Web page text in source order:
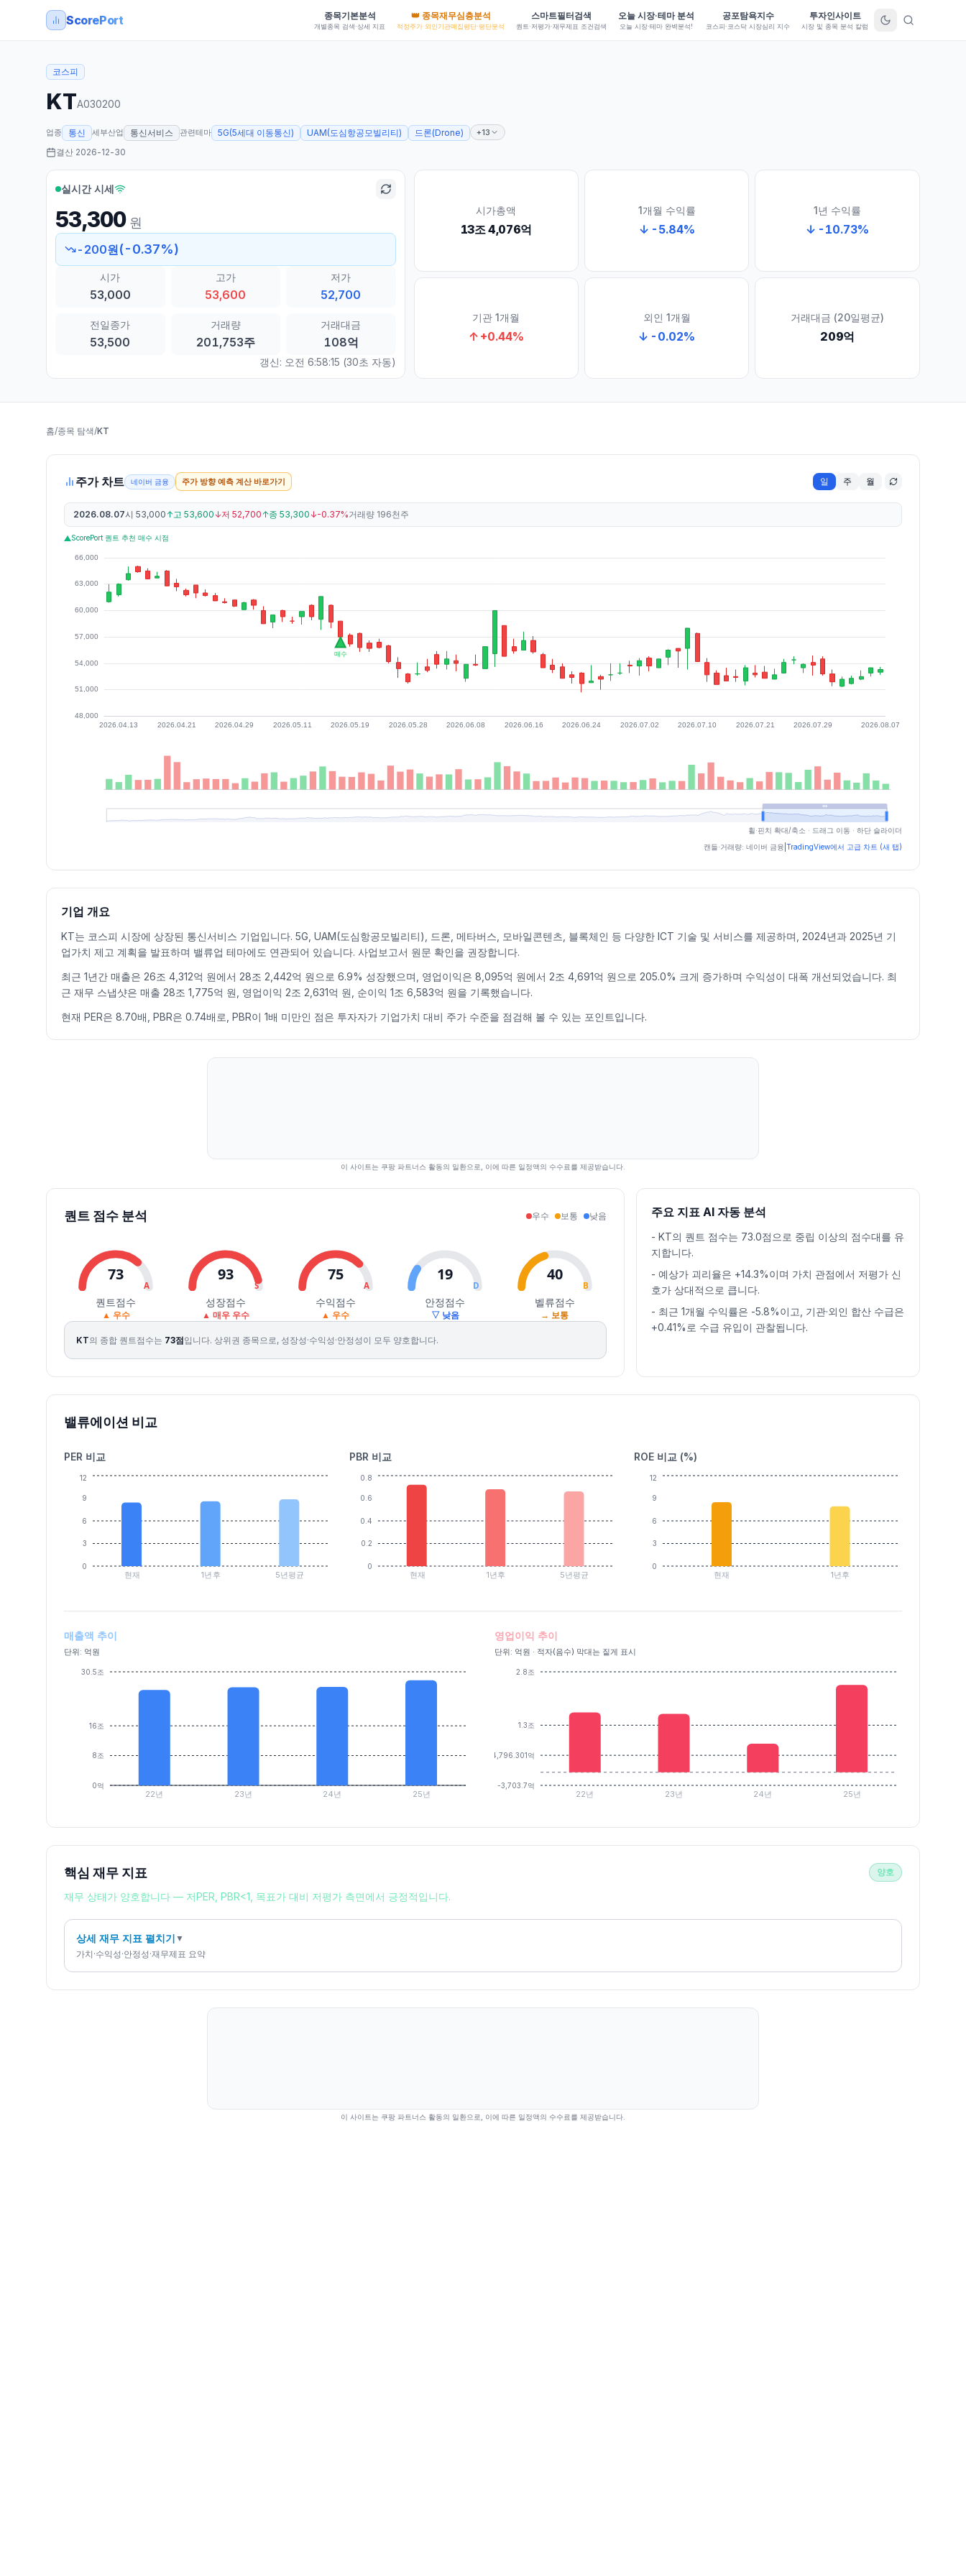
ScorePort 종목기본분석
개별종목 검색·상세 지표
👑 종목재무심층분석
적정주가·외인기관매집평단·평단분석
스마트필터검색
퀀트·저평가·재무제표 조건검색
오늘 시장·테마 분석
오늘 시장·테마 완벽분석!
공포탐욕지수
코스피·코스닥 시장심리 지수
투자인사이트
시장 및 종목 분석 칼럼
코스피
KTA030200
업종 통신 세부산업 통신서비스 관련테마 5G(5세대 이동통신) UAM(도심항공모빌리티) 드론(Drone) +13
결산 2026-12-30
실시간 시세
53,300 원
-200원 (-0.37%)
시가
53,000
고가
53,600
저가
52,700
전일종가
53,500
거래량
201,753주
거래대금
108억
갱신: 오전 6:58:15 (30초 자동)
시가총액
13조 4,076억
1개월 수익률
↓ -5.84%
1년 수익률
↓ -10.73%
기관 1개월
↑ +0.44%
외인 1개월
↓ -0.02%
거래대금 (20일평균)
209억
홈/종목 탐색/KT
주가 차트 네이버 금융 주가 방향 예측 계산 바로가기 일 주 월
2026.08.07시 53,000 ↑고 53,600↓저 52,700 ↑종 53,300↓-0.37%거래량 196천주
ScorePort 퀀트 추천 매수 시점
2026.07.06
535005450053500545001.49 246927
2026.07.07
547005560053800555001.83 295908
2026.07.08
55700
2026.07.10
57400575005420054200-6.55 553409
2026.07.13
541005460051900 52700-2.77 927223
2026.07.14
52900532005160051600-2.09 435569
2026.07.15
526005350052000520000.78
310163
2026.07.16
525005330051900524000.77 250887
-1.50 277271
2026.07.30
54500548005260052800-1.86336632
2026.08.03
5140052500
2026.08.05
5220053200 525000.38 556321
2026.08.06
529005350052500 53500 1.90
307060
2026.08.07
5300053600 53300-0.37 195604
휠·핀치 확대/축소 · 드래그 이동 · 하단 슬라이더
캔들·거래량: 네이버 금융 TradingView에서 고급 차트 (새 탭)
기업 개요
KT는 코스피 시장에 상장된 통신서비스 기업입니다. 5G, UAM(도심항공모빌리티), 드론, 메타버스, 모바일콘텐츠, 블록체인 등 다양한 ICT 기술 및 서비스를 제공하며, 2024년과 2025년 기
업가치 제고 계획을 발표하며 밸류업 테마에도 연관되어 있습니다. 사업보고서 원문 확인을 권장합니다.
최근 1년간 매출은 26조 4,312억 원에서 28조 2,442억 원으로 6.9% 성장했으며, 영업이익은 8,095억 원에서 2조 4,691억 원으로 205.0% 크게 증가하며 수익성이 대폭 개선되었습니다. 최
근 재무 스냅샷은 매출 28조 1,775억 원, 영업이익 2조 2,631억 원, 순이익 1조 6,583억 원을 기록했습니다.
현재 PER은 8.70배, PBR은 0.74배로, PBR이 1배 미만인 점은 투자자가 기업가치 대비 주가 수준을 점검해 볼 수 있는 포인트입니다.
이 사이트는 쿠팡 파트너스 활동의 일환으로, 이에 따른 일정액의 수수료를 제공받습니다.
퀀트 점수 분석 우수 보통 낮음
73
A
퀀트점수
▲ 우수
93
S
성장점수
▲ 매우 우수
75
A
수익점수
▲ 우수
19
D
안정점수
▽ 낮음
40
B
벨류점수
→ 보통
KT의 종합 퀀트점수는 73점입니다. 상위권 종목으로, 성장성·수익성·안정성이 모두 양호합니다.
주요 지표 AI 자동 분석
-KT의 퀀트 점수는 73.0점으로 중립 이상의 점수대를 유
지합니다.
-예상가 괴리율은 +14.3%이며 가치 관점에서 저평가 신
호가 상대적으로 큽니다.
- 최근 1개월 수익률은 -5.8%이고, 기관·외인 합산 수급은
+0.41%로 수급 유입이 관찰됩니다.
밸류에이션 비교
PER 비교
현재 1년후 5년평균
0
3
6
9
12
PBR 비교
현재 1년후 5년평균
0
0.2
0.4
0.6
0.8
ROE 비교 (%)
현재 1년후
0
3
6
9
12
매출액 추이
단위: 억원
22년 23년 24년 25년
0억
8조
16조
30.5조
영업이익 추이
단위: 억원 · 적자(음수) 막대는 짙게 표시
22년 23년 24년 25년
-3,703.7억
4,796.301억
1.3조
2.8조
핵심 재무 지표 양호
재무 상태가 양호합니다 — 저PER, PBR<1, 목표가 대비 저평가 측면에서 긍정적입니다.
상세 재무 지표 펼치기 ▼
가치·수익성·안정성·재무제표 요약
이 사이트는 쿠팡 파트너스 활동의 일환으로, 이에 따른 일정액의 수수료를 제공받습니다.